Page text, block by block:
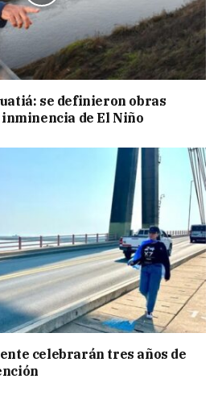
se definieron obras
de El Niño
celebrarán tres años de